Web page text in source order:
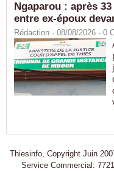
Ngaparou : après
entre ex-époux
Rédaction - 08/08/2026 - 0
Thiesinfo, Copyright Juin
Service Commercial: